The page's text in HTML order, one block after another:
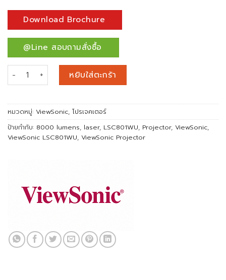
Download Brochure
@Line สอบถามสั่งซื้อ
จำนวน โปรเจคเตอร์ ViewSonic LSC801WU Laser Projector
หยิบใส่ตะกร้า
หมวดหมู่: ViewSonic, โปรเจคเตอร์
ป้ายกำกับ: 8000 lumens, laser, LSC801WU, Projector, ViewSonic,
ViewSonic LSC801WU, ViewSonic Projector